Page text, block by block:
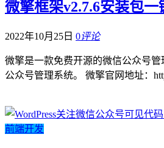
微擎框架v2.7.6安装包一
2022年10月25日 0评论
微擎是一款免费开源的微信公众号
公众号管理系统。 微擎官网地址：
前端开发